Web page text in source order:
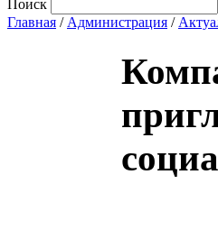
Поиск
Главная / Администрация /